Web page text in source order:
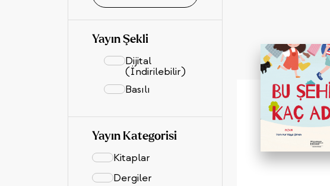
Yayın Şekli
Dijital
(İndirilebilir)
Basılı
Yayın Kategorisi
Kitaplar
Dergiler